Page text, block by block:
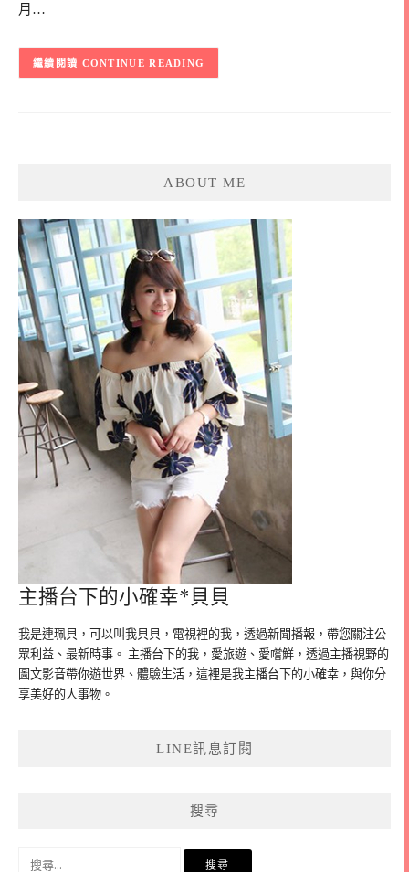
月…
CONTINUE READING
ABOUT ME
主播台下的小確幸*貝貝
我是連珮貝，可以叫我貝貝，電視裡的我，透過新聞播報，帶您關注公
眾利益、最新時事。 主播台下的我，愛旅遊、愛嚐鮮，透過主播視野的
圖文影音帶你遊世界、體驗生活，這裡是我主播台下的小確幸，與你分
享美好的人事物。
LINE訊息訂閱
搜尋